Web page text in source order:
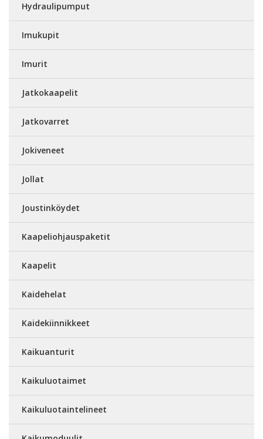
Hydraulipumput
Imukupit
Imurit
Jatkokaapelit
Jatkovarret
Jokiveneet
Jollat
Joustinköydet
Kaapeliohjauspaketit
Kaapelit
Kaidehelat
Kaidekiinnikkeet
Kaikuanturit
Kaikuluotaimet
Kaikuluotaintelineet